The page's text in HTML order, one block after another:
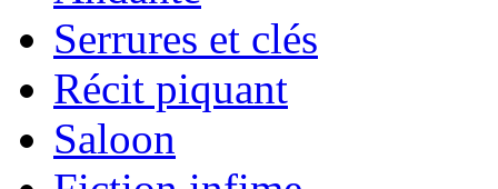
Serrures et clés
Récit piquant
Saloon